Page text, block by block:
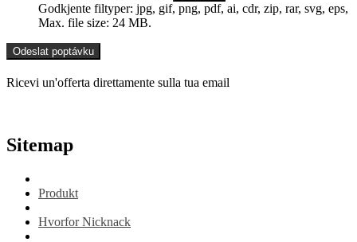
Godkjente filtyper: jpg, gif, png, pdf, ai, cdr, zip, rar, svg, eps,
Max. file size: 24 MB.
Ricevi un'offerta direttamente sulla tua email
Sitemap
Produkt
Hvorfor Nicknack